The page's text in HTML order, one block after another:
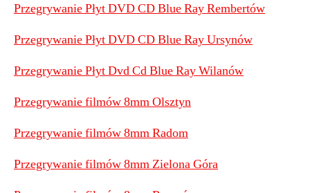
Przegrywanie Płyt DVD CD Blue Ray Rembertów
Przegrywanie Płyt DVD CD Blue Ray Ursynów
Przegrywanie Płyt Dvd Cd Blue Ray Wilanów
Przegrywanie filmów 8mm Olsztyn
Przegrywanie filmów 8mm Radom
Przegrywanie filmów 8mm Zielona Góra